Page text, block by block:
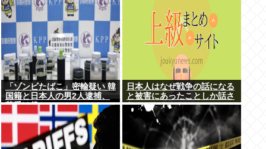
「ゾンビたばこ」密輸疑い 韓
国籍と日本人の男2人逮捕、
荷受け役か
日本人はなぜ戦争の話になる
と被害にあったことしか話さ
ないのか？